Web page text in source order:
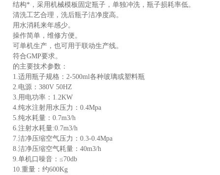
结构*，采用机械模板固定瓶子，单独冲洗，瓶子损耗率低。
清洗工艺合理，洗后瓶子洁净度高。
用水消耗来年感少。
操作简单，维修方便。
可单机生产，也可用于联动生产线。
符合GMP要求。
的主要技术参数：
1.适用瓶子规格：2-500ml各种玻璃或塑料瓶
2.电源：380V 50HZ
3.用电功率：1.2KW
4.纯水注射用水压力：0.4Mpa
5.纯水耗量：0.7m3/h
6.注射水耗量:0.7m3/h
7.洁净压缩空气压力：0.3-0.4Mpa
8.洁净压缩空气耗量：40m3/h
9.单机口噪音：≤70db
10.重量：约600Kg